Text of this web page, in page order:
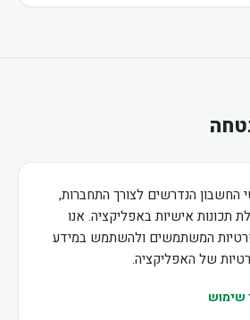
הנדרשים לצורך התחברות,
תכונות אישיות באפליקציה. אנו
המשתמשים ולהשתמש במידע
של האפליקציה.
שימוש